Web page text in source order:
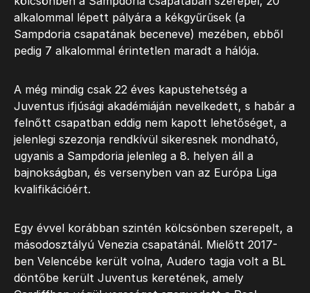
alkalommal lépett pályára a kékgyűrűsek (a
Sampdoria csapatának beceneve) mezében, ebből
pedig 7 alkalommal érintetlen maradt a hálója.
A még mindig csak 22 éves kapustehetség a
Juventus ifjúsági akadémiáján nevelkedett, s habár a
felnőtt csapatban eddig nem kapott lehetőséget, a
jelenlegi szezonja rendkívül sikeresnek mondható,
ugyanis a Sampdoria jelenleg a 8. helyen áll a
bajnokságban, és versenyben van az Európa Liga
kvalifikációért.
Egy évvel korábban szintén kölcsönben szerepelt, a
másodosztályú Venezia csapatánál. Mielőtt 2017-
ben Velencébe került volna, Audero tagja volt a BL
döntőbe került Juventus keretének, amely